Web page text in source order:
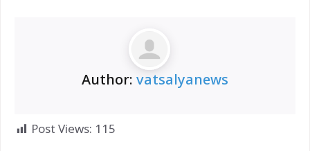
Author: vatsalyanews
Post Views: 115